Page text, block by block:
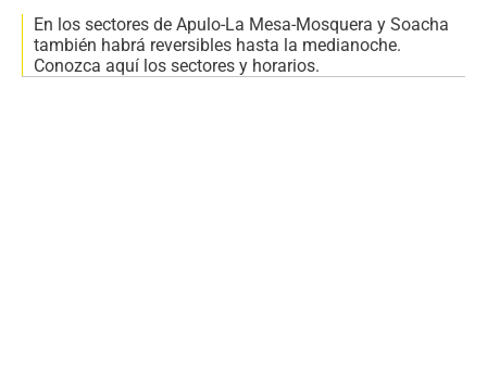
En los sectores de Apulo-La Mesa-Mosquera y Soacha
también habrá reversibles hasta la medianoche.
Conozca aquí los sectores y horarios.